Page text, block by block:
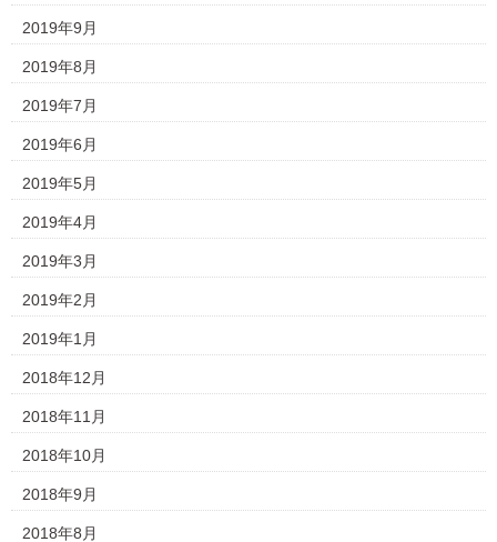
2019年9月
2019年8月
2019年7月
2019年6月
2019年5月
2019年4月
2019年3月
2019年2月
2019年1月
2018年12月
2018年11月
2018年10月
2018年9月
2018年8月